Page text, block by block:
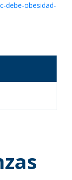
debe-obesidad-